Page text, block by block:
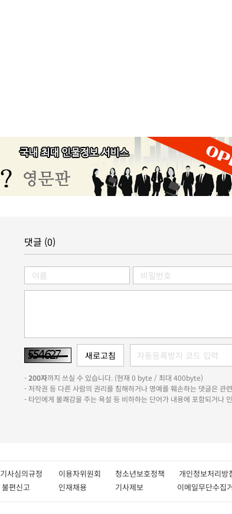
댓글 (0)
-200자까지 쓰실 수 있습니다. (현재 0 byte / 최대 400byte)
- 저작권 등 다른 사람의 권리를 침해하거나 명예를 훼손하는 댓글은 관
- 타인에게 불쾌감을 주는 욕설 등 비하하는 단어가 내용에 포함되거나
기사심의규정 이용자위원회 청소년보호정책 개인정보처
불편신고 인재채용 기사제보 이메일무단수집